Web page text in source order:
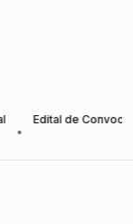
Edital de Convocação